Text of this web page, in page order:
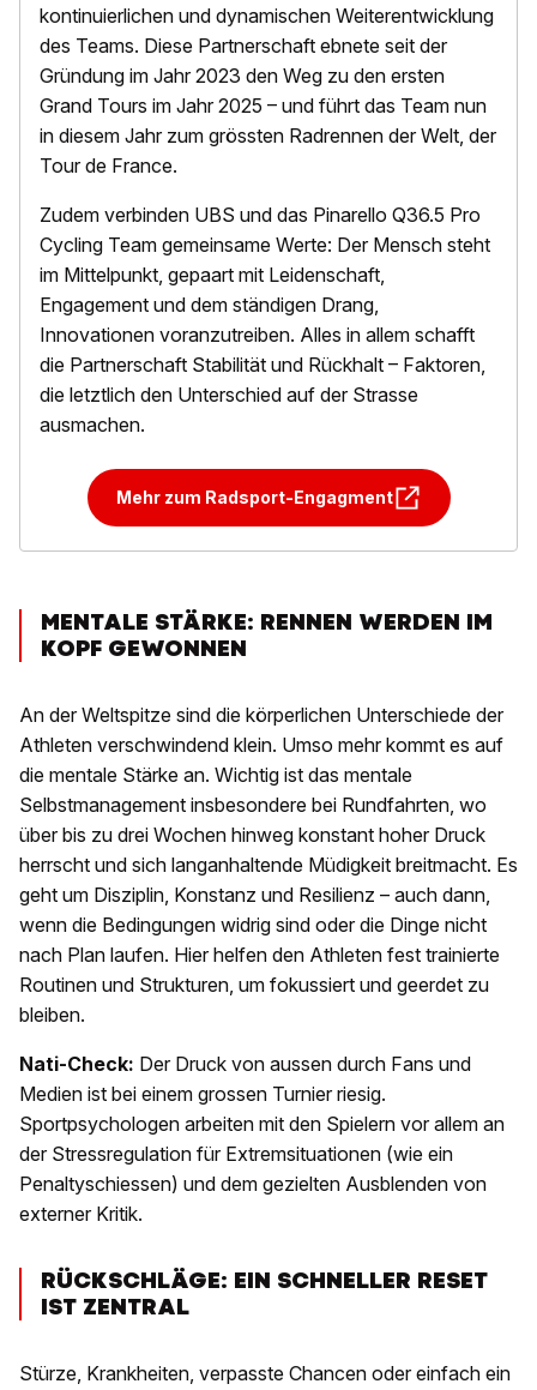
kontinuierlichen und dynamischen Weiterentwicklung
des Teams. Diese Partnerschaft ebnete seit der
Gründung im Jahr 2023 den Weg zu den ersten
Grand Tours im Jahr 2025 – und führt das Team nun
in diesem Jahr zum grössten Radrennen der Welt, der
Tour de France.
Zudem verbinden UBS und das Pinarello Q36.5 Pro
Cycling Team gemeinsame Werte: Der Mensch steht
im Mittelpunkt, gepaart mit Leidenschaft,
Engagement und dem ständigen Drang,
Innovationen voranzutreiben. Alles in allem schafft
die Partnerschaft Stabilität und Rückhalt – Faktoren,
die letztlich den Unterschied auf der Strasse
ausmachen.
Mehr zum Radsport-Engagment
MENTALE STÄRKE: RENNEN WERDEN IM
KOPF GEWONNEN
An der Weltspitze sind die körperlichen Unterschiede der
Athleten verschwindend klein. Umso mehr kommt es auf
die mentale Stärke an. Wichtig ist das mentale
Selbstmanagement insbesondere bei Rundfahrten, wo
über bis zu drei Wochen hinweg konstant hoher Druck
herrscht und sich langanhaltende Müdigkeit breitmacht. Es
geht um Disziplin, Konstanz und Resilienz – auch dann,
wenn die Bedingungen widrig sind oder die Dinge nicht
nach Plan laufen. Hier helfen den Athleten fest trainierte
Routinen und Strukturen, um fokussiert und geerdet zu
bleiben.
Nati-Check: Der Druck von aussen durch Fans und
Medien ist bei einem grossen Turnier riesig.
Sportpsychologen arbeiten mit den Spielern vor allem an
der Stressregulation für Extremsituationen (wie ein
Penaltyschiessen) und dem gezielten Ausblenden von
externer Kritik.
RÜCKSCHLÄGE: EIN SCHNELLER RESET
IST ZENTRAL
Stürze, Krankheiten, verpasste Chancen oder einfach ein